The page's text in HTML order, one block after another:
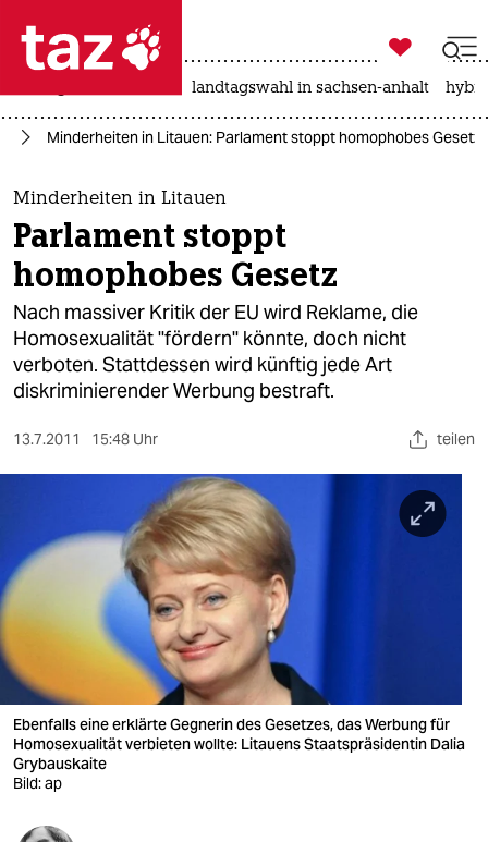
 taz zahl ich
taz zahl ich
themen
politik
öko
gesellschaft
kultur
sport
nord
wahrheit
verlag
verlag
veranstaltungen
shop

taz zahl ich
landtagswahl in sachsen-anhalt
Minderheiten in Litauen: Parlament stoppt homophobes Gesetz
Minderheiten in Litauen
Parlament stoppt
homophobes Gesetz
Nach massiver Kritik der EU wird Reklame, die
Homosexualität "fördern" könnte, doch nicht
verboten. Stattdessen wird künftig jede Art
diskriminierender Werbung bestraft.
13.7.2011 15:48 Uhr teilen
Ebenfalls eine erklärte Gegnerin des Gesetzes, das Werbung für
Homosexualität verbieten wollte: Litauens Staatspräsidentin Dalia
Grybauskaite
Bild: ap